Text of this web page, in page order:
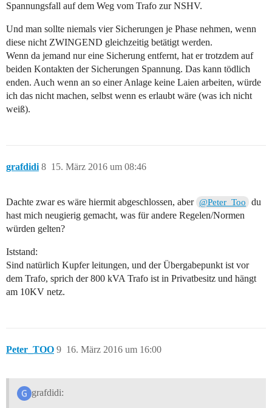
Spannungsfall auf dem Weg vom Trafo zur NSHV.
Und man sollte niemals vier Sicherungen je Phase nehmen, wenn
diese nicht ZWINGEND gleichzeitig betätigt werden.
Wenn da jemand nur eine Sicherung entfernt, hat er trotzdem auf
beiden Kontakten der Sicherungen Spannung. Das kann tödlich
enden. Auch wenn an so einer Anlage keine Laien arbeiten, würde
ich das nicht machen, selbst wenn es erlaubt wäre (was ich nicht
weiß).
grafdidi 15. März 2016 um 08:46
8
Dachte zwar es wäre hiermit abgeschlossen, aber @Peter_Too
du
hast mich neugierig gemacht, was für andere Regelen/Normen
würden gelten?
Iststand:
Sind natürlich Kupfer leitungen, und der Übergabepunkt ist vor
dem Trafo, sprich der 800 kVA Trafo ist in Privatbesitz und hängt
am 10KV netz.
Peter_TOO 16. März 2016 um 16:00
9
grafdidi: